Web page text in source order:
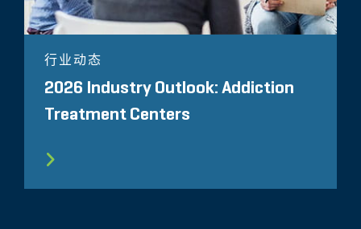
行业动态
2026 Industry Outlook: Addiction
Treatment Centers